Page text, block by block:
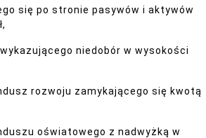
się po stronie pasywów i aktywów
niedobór w wysokości
rozwoju zamykającego się kwotą
oświatowego z nadwyżką w